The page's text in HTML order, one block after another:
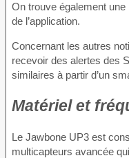
On trouve également
de l’application.
Concernant les autres
recevoir des alertes des
similaires à partir d’un
Matériel et
Le Jawbone UP3 est
multicapteurs avancée